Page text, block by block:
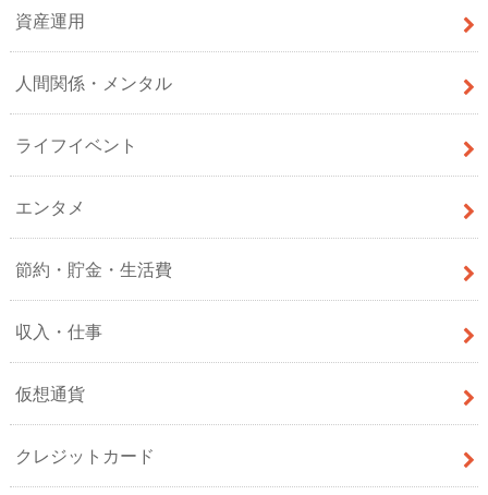
資産運用
人間関係・メンタル
ライフイベント
エンタメ
節約・貯金・生活費
収入・仕事
仮想通貨
クレジットカード